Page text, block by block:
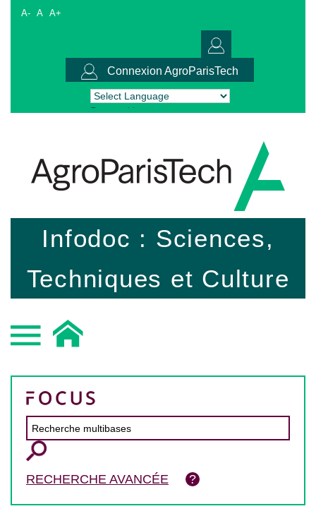
A- A A+
Connexion AgroParisTech
Powered by Translate
Infodoc : Sciences,
Techniques et Culture
RECHERCHE AVANCÉE